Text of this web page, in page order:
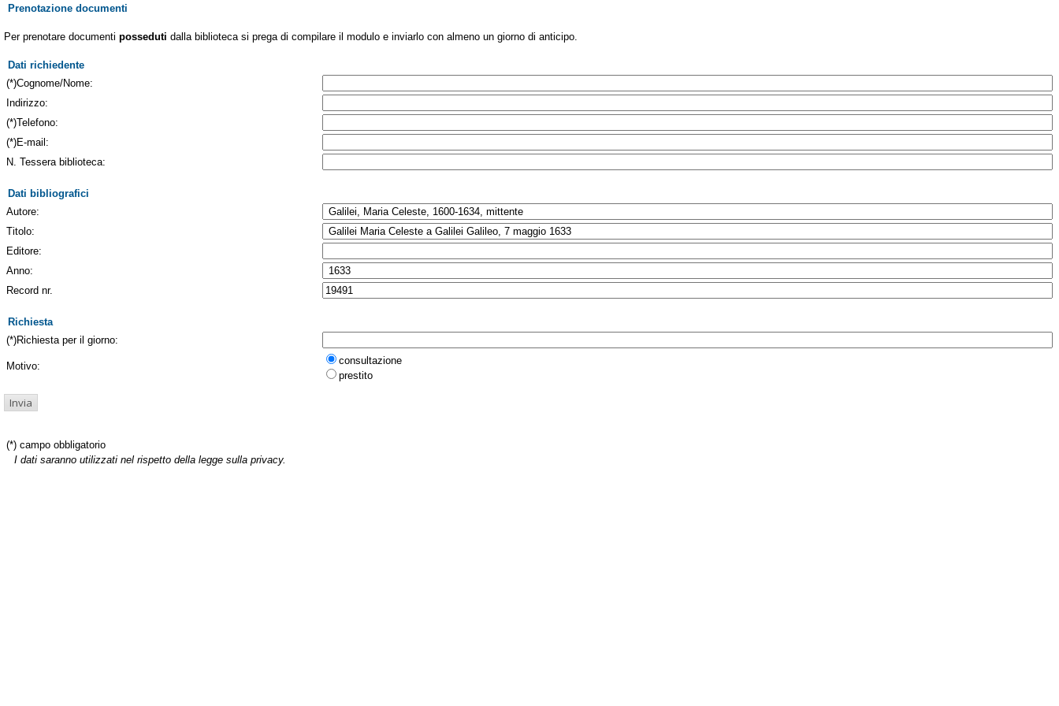
Prenotazione documenti
Per prenotare documenti posseduti dalla biblioteca si prega di compilare il modulo e inviarlo con almeno un giorno di anticipo.
Dati richiedente
(*)Cognome/Nome:
Indirizzo:
(*)Telefono:
(*)E-mail:
N. Tessera biblioteca:
Dati bibliografici
Autore:
Titolo:
Editore:
Anno:
Record nr.
Richiesta
(*)Richiesta per il giorno:
Motivo:
consultazione
prestito
(*) campo obbligatorio
I dati saranno utilizzati nel rispetto della legge sulla privacy.